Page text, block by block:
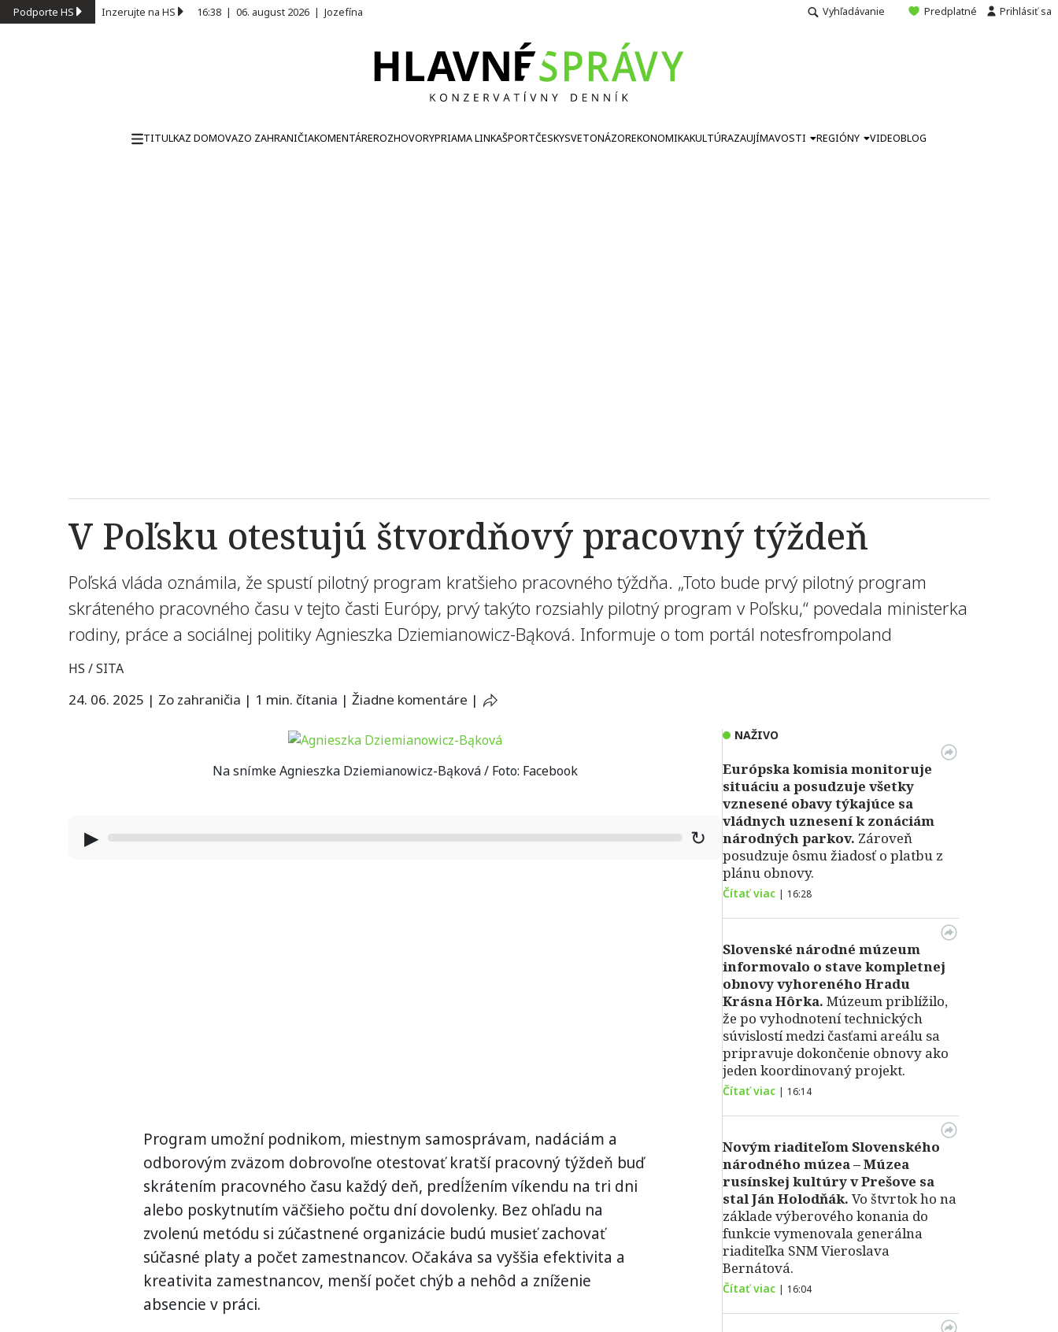
Podporte HS Inzerujte na HS 16:38 | 06. august 2026 | Jozefína Vyhľadávanie Predplatné Prihlásiť sa
TITULKAZ DOMOVAZO ZAHRANIČIAKOMENTÁREROZHOVORYPRIAMA LINKAŠPORTČESKYSVETONÁZOREKONOMIKAKULTÚRAZAUJÍMAVOSTI REGIÓNY VIDEOBLOG
V Poľsku otestujú štvordňový pracovný týždeň
Poľská vláda oznámila, že spustí pilotný program kratšieho pracovného týždňa. „Toto bude prvý pilotný program
skráteného pracovného času v tejto časti Európy, prvý takýto rozsiahly pilotný program v Poľsku,“ povedala ministerka
rodiny, práce a sociálnej politiky Agnieszka Dziemianowicz-Bąková. Informuje o tom portál notesfrompoland
HS / SITA
24. 06. 2025 | Zo zahraničia | 1 min. čítania | Žiadne komentáre |
Na snímke Agnieszka Dziemianowicz-Bąková / Foto: Facebook
▶ ↻
Program umožní podnikom, miestnym samosprávam, nadáciám a
odborovým zväzom dobrovoľne otestovať kratší pracovný týždeň buď
skrátením pracovného času každý deň, predĺžením víkendu na tri dni
alebo poskytnutím väčšieho počtu dní dovolenky. Bez ohľadu na
zvolenú metódu si zúčastnené organizácie budú musieť zachovať
súčasné platy a počet zamestnancov. Očakáva sa vyššia efektivita a
kreativita zamestnancov, menší počet chýb a nehôd a zníženie
absencie v práci.
NAŽIVO
Európska komisia monitoruje
situáciu a posudzuje všetky
vznesené obavy týkajúce sa
vládnych uznesení k zonáciám
národných parkov. Zároveň
posudzuje ôsmu žiadosť o platbu z
plánu obnovy.
Čítať viac | 16:28
Slovenské národné múzeum
informovalo o stave kompletnej
obnovy vyhoreného Hradu
Krásna Hôrka. Múzeum priblížilo,
že po vyhodnotení technických
súvislostí medzi časťami areálu sa
pripravuje dokončenie obnovy ako
jeden koordinovaný projekt.
Čítať viac | 16:14
Novým riaditeľom Slovenského
národného múzea – Múzea
rusínskej kultúry v Prešove sa
stal Ján Holodňák. Vo štvrtok ho na
základe výberového konania do
funkcie vymenovala generálna
riaditeľka SNM Vieroslava
Bernátová.
Čítať viac | 16:04